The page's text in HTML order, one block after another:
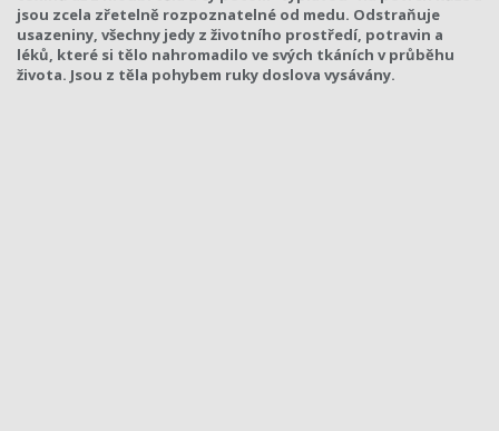
jsou zcela zřetelně rozpoznatelné od medu. Odstraňuje
usazeniny, všechny jedy z životního prostředí, potravin a
léků, které si tělo nahromadilo ve svých tkáních v průběhu
života. Jsou z těla pohybem ruky doslova vysávány.